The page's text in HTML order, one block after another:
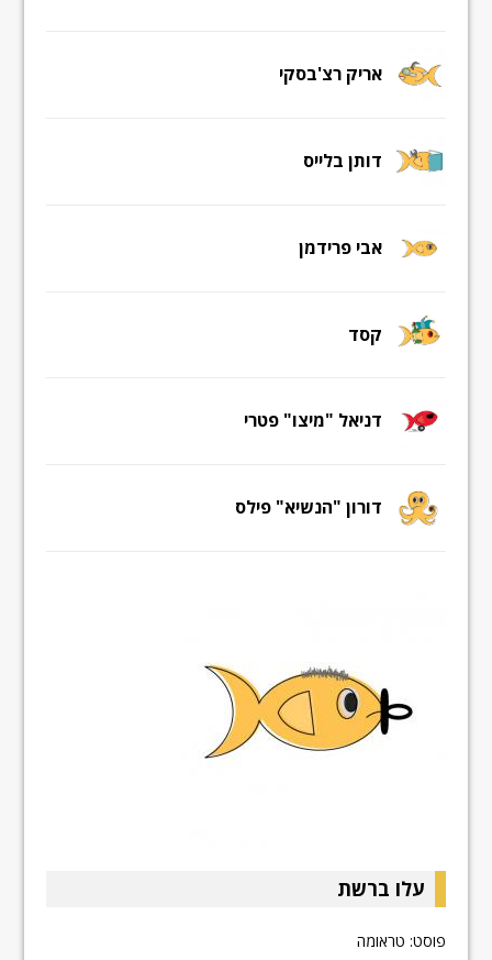
אריק רצ'בסקי
דותן בלייס
אבי פרידמן
קסד
דניאל "מיצו" פטרי
דורון "הנשיא" פילס
עלו ברשת
פוסט: טראומה